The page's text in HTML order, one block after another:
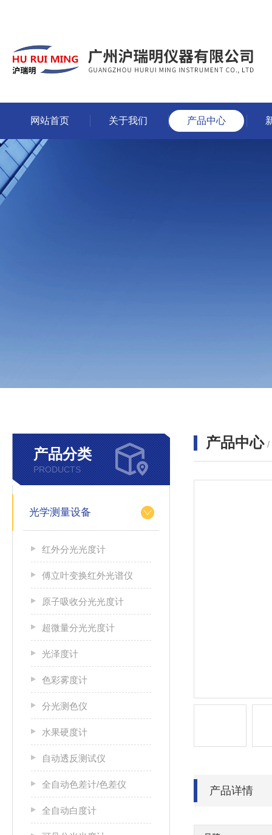
网站首页 关于我们 产品中心
产品分类
PRODUCTS
光学测量设备
红外分光光度计
傅立叶变换红外光谱仪
原子吸收分光光度计
超微量分光光度计
光泽度计
色彩雾度计
分光测色仪
水果硬度计
自动透反测试仪
全自动色差计/色差仪
全自动白度计
产品中心 /
产品详情